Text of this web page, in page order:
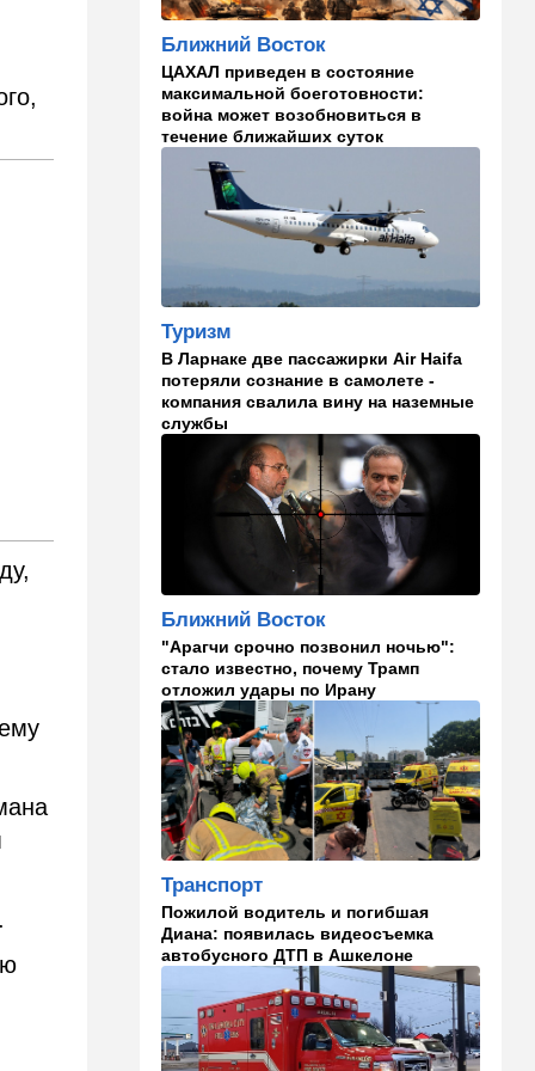
23:57 Мнения
Страсть к творчеству
23:20 В мире
"Нью-Йорк таймс"
опубликовал новый поклеп
на Израиль, рассердив
генконсула
И грянул Грэм: Сенат США
одобрил ужесточение
санкций против России и
22:33 Транспорт
Почему Израиль до сих пор
не решил проблему пробок,
несмотря на вложенные
миллиарды
Ближний Восток
Вывести войска: ливанцы
уповают на будущие
израильские выборы
21:45 Мнения
И еще про Иран…
21:21 Общество
Главное забыл: летевший в
Израиль рейс оказался под
угрозой
20:50 Израиль
Как будто знал: известного
израильского певца и поэта
раздавил собственный
автомобиль
20:37 Публицистика
Цена "эффективности":
почему новые правила ПДД
Ближний Восток
ЦАХАЛ приведен в состояние
максимальной боеготовности:
война может возобновиться в
течение ближайших суток
Туризм
В Ларнаке две пассажирки Air Haifa
потеряли сознание в самолете -
компания свалила вину на наземные
службы
Ближний Восток
"Арагчи срочно позвонил ночью":
стало известно, почему Трамп
отложил удары по Ирану
Транспорт
Пожилой водитель и погибшая
Диана: появилась видеосъемка
автобусного ДТП в Ашкелоне